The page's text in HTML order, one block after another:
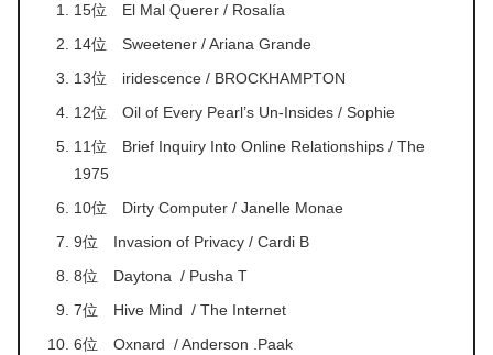
15位 El Mal Querer / Rosalía
14位 Sweetener / Ariana Grande
13位 iridescence / BROCKHAMPTON
12位 Oil of Every Pearl’s Un-Insides / Sophie
11位 Brief Inquiry Into Online Relationships / The
1975
10位 Dirty Computer / Janelle Monae
9位 Invasion of Privacy / Cardi B
8位 Daytona / Pusha T
7位 Hive Mind / The Internet
6位 Oxnard / Anderson .Paak